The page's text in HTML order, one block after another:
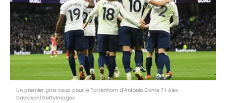
Un premier gros coup pour le Tottenham d'Antonio Conte ? | Alex
Davidson/GettyImages